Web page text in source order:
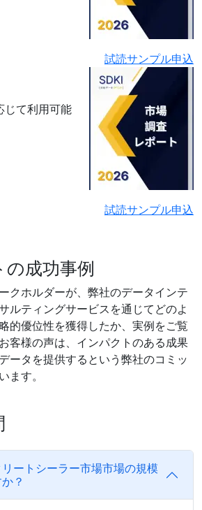
試読サンプル申込
じて利用可能
試読サンプル申込
成功事例
クホルダーが、弊社のデータインテ
ルティングサービスを通じてどのよ
的優位性を獲得したか、実例をご覧
客様の声は、インパクトのある成果
ータを提供するという弊社のコミッ
ます。
ートシーラー市場市場の規模
？